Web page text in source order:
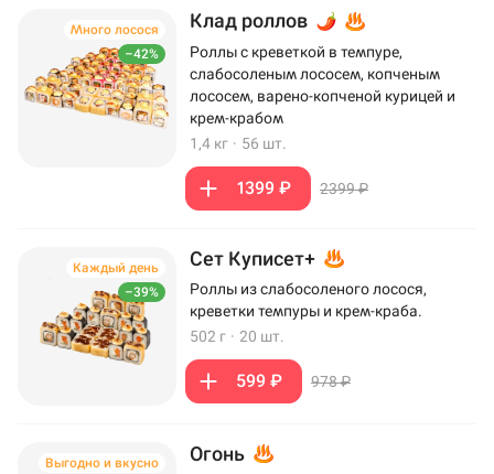
–42%
Много лосося Клад роллов
Роллы с креветкой в темпуре,
слабосоленым лососем, копченым
лососем, варено-копченой курицей и
крем-крабом
1,4 кг · 56 шт.
1399 ₽ 2399 ₽
–39%
Каждый день Сет Куписет+
Роллы из слабосоленого лосося,
креветки темпуры и крем-краба.
502 г · 20 шт.
599 ₽ 978 ₽
Выгодно и вкусно Огонь